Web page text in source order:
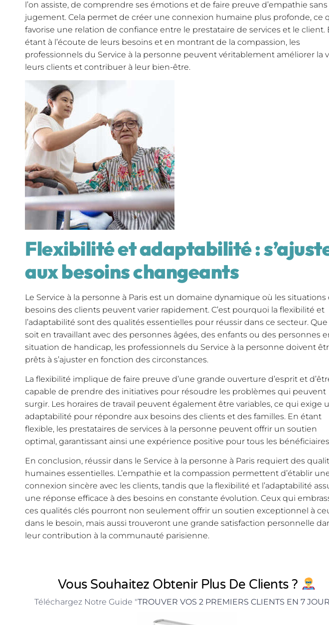
l’on assiste, de comprendre ses émotions et de faire preuve d’empathie sans
jugement. Cela permet de créer une connexion humaine plus profonde, ce
favorise une relation de confiance entre le prestataire de services et le client.
étant à l’écoute de leurs besoins et en montrant de la compassion, les
professionnels du Service à la personne peuvent véritablement améliorer la
leurs clients et contribuer à leur bien-être.
Flexibilité et adaptabilité :
aux besoins changeants
Le Service à la personne à Paris est un domaine dynamique où les situations
besoins des clients peuvent varier rapidement. C’est pourquoi la flexibilité et
l’adaptabilité sont des qualités essentielles pour réussir dans ce secteur. Que
soit en travaillant avec des personnes âgées, des enfants ou des personnes
situation de handicap, les professionnels du Service à la personne doivent
prêts à s’ajuster en fonction des circonstances.
La flexibilité implique de faire preuve d’une grande ouverture d’esprit et
capable de prendre des initiatives pour résoudre les problèmes qui peuvent
surgir. Les horaires de travail peuvent également être variables, ce qui exige
adaptabilité pour répondre aux besoins des clients et des familles. En étant
flexible, les prestataires de services à la personne peuvent offrir un soutien
optimal, garantissant ainsi une expérience positive pour tous les
En conclusion, réussir dans le Service à la personne à Paris requiert des
humaines essentielles. L’empathie et la compassion permettent d’établir
connexion sincère avec les clients, tandis que la flexibilité et l’adaptabilité
une réponse efficace à des besoins en constante évolution. Ceux qui
ces qualités clés pourront non seulement offrir un soutien exceptionnel à
dans le besoin, mais aussi trouveront une grande satisfaction personnelle
leur contribution à la communauté parisienne.
Vous Souhaitez Obtenir Plus De Clients ?
Téléchargez Notre Guide "TROUVER VOS 2 PREMIERS CLIENTS EN 7